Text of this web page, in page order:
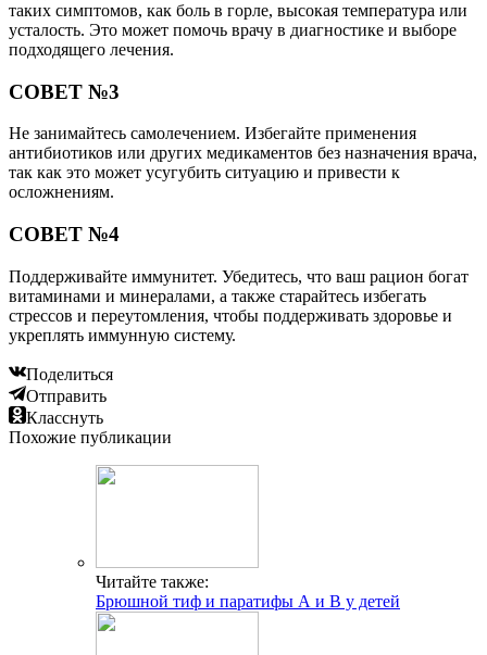
таких симптомов, как боль в горле, высокая температура или
усталость. Это может помочь врачу в диагностике и выборе
подходящего лечения.
СОВЕТ №3
Не занимайтесь самолечением. Избегайте применения
антибиотиков или других медикаментов без назначения врача,
так как это может усугубить ситуацию и привести к
осложнениям.
СОВЕТ №4
Поддерживайте иммунитет. Убедитесь, что ваш рацион богат
витаминами и минералами, а также старайтесь избегать
стрессов и переутомления, чтобы поддерживать здоровье и
укреплять иммунную систему.
Поделиться
Отправить
Класснуть
Похожие публикации
Читайте также:
Брюшной тиф и паратифы А и В у детей